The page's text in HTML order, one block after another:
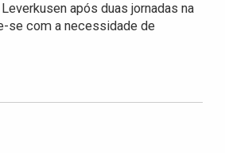
após duas jornadas na
se com a necessidade de